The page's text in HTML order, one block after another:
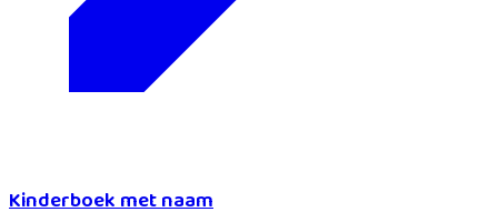
Kinderboek met naam